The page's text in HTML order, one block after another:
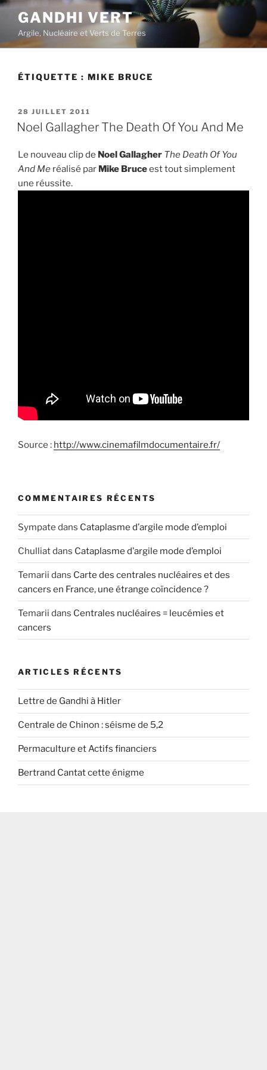
Aller
contenu
principal
GANDHI VERT
Argile, Nucléaire et Verts de Terres
ÉTIQUETTE : MIKE BRUCE
PUBLIÉ
LE
28 JUILLET 2011
Noel Gallagher The Death Of You And Me
Le nouveau clip de Noel Gallagher The Death Of You
And Me réalisé par Mike Bruceest tout simplement
une réussite.
Source : http://www.cinemafilmdocumentaire.fr/
COMMENTAIRES RÉCENTS
Sympate dans Cataplasme d’argile mode d’emploi
Chulliatdans Cataplasme d’argile mode d’emploi
Temarii dans Carte des centrales nucléaires et des
cancers en France, une étrange coïncidence ?
Temarii dans Centrales nucléaires = leucémies et
cancers
ARTICLES RÉCENTS
Lettre de Gandhi à Hitler
Centrale de Chinon : séisme de 5,2
Permaculture et Actifs financiers
Bertrand Cantat cette énigme